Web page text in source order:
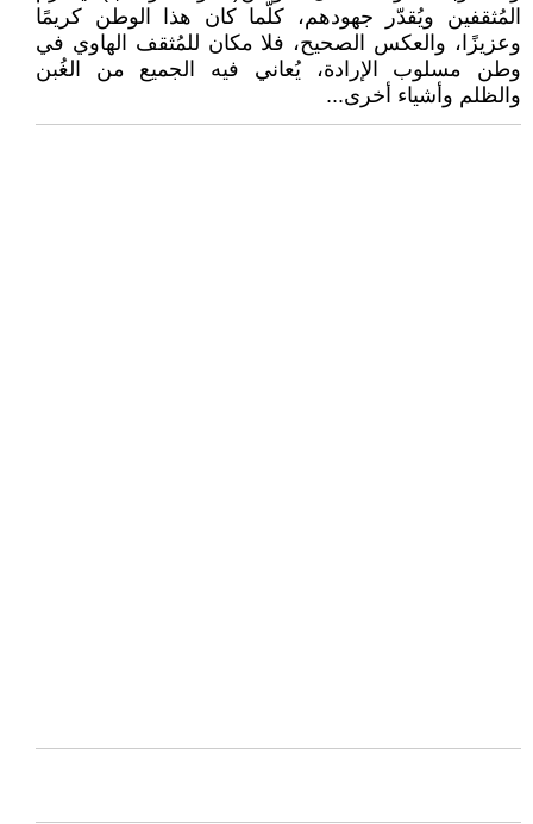
المُثقفين ويُقدّر جهودهم، كلّما كان هذا الوطن كريمًا
وعزيزًا، والعكس الصحيح، فلا مكان للمُثقف الهاوي في
وطن مسلوب الإرادة، يُعاني فيه الجميع من الغُبن
والظلم وأشياء أخرى...